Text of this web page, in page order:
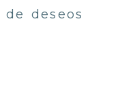
deseos